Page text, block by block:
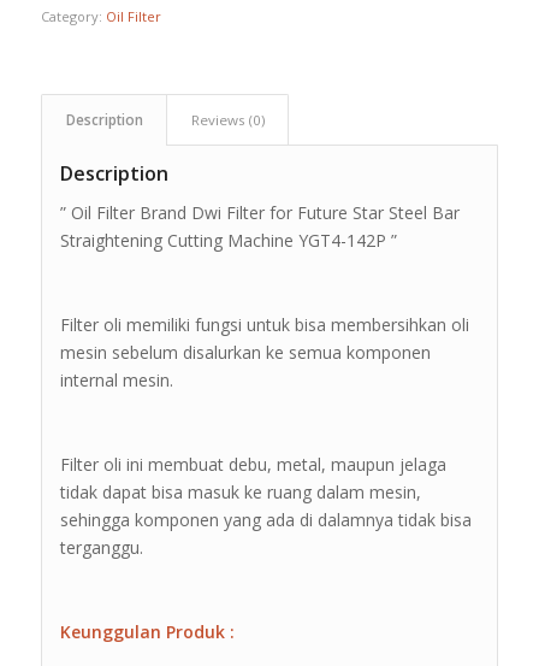
Category: Oil Filter
Description Reviews (0)
Description
” Oil Filter Brand Dwi Filter for Future Star Steel Bar
Straightening Cutting Machine YGT4-142P ”
Filter oli memiliki fungsi untuk bisa membersihkan oli
mesin sebelum disalurkan ke semua komponen
internal mesin.
Filter oli ini membuat debu, metal, maupun jelaga
tidak dapat bisa masuk ke ruang dalam mesin,
sehingga komponen yang ada di dalamnya tidak bisa
terganggu.
Keunggulan Produk :